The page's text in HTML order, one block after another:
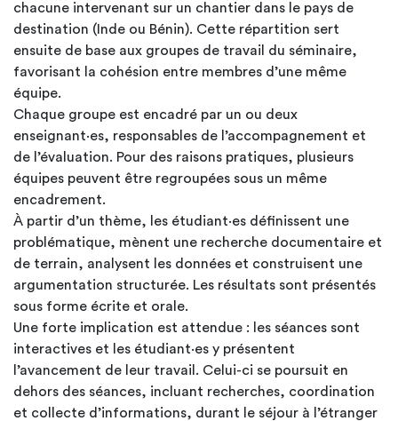
chacune intervenant sur un chantier dans le pays de
destination (Inde ou Bénin). Cette répartition sert
ensuite de base aux groupes de travail du séminaire,
favorisant la cohésion entre membres d’une même
équipe.
Chaque groupe est encadré par un ou deux
enseignant·es, responsables de l’accompagnement et
de l’évaluation. Pour des raisons pratiques, plusieurs
équipes peuvent être regroupées sous un même
encadrement.
À partir d’un thème, les étudiant·es définissent une
problématique, mènent une recherche documentaire et
de terrain, analysent les données et construisent une
argumentation structurée. Les résultats sont présentés
sous forme écrite et orale.
Une forte implication est attendue : les séances sont
interactives et les étudiant·es y présentent
l’avancement de leur travail. Celui-ci se poursuit en
dehors des séances, incluant recherches, coordination
et collecte d’informations, durant le séjour à l’étranger